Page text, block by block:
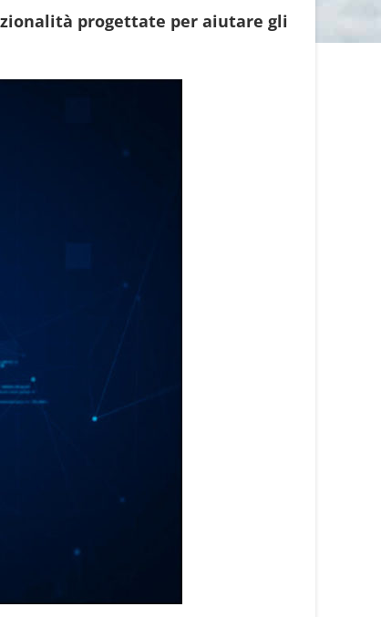
progettate per aiutare gli